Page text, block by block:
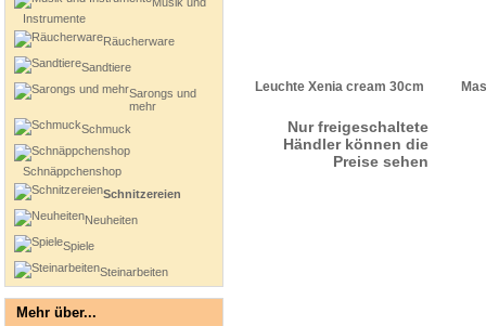
Leuchte Xenia cream 30cm
Nur freigeschaltete
Händler können die
Preise sehen
Instrumente
Räucherware
Sandtiere
Sarongs und
mehr
Schmuck
Schnäppchenshop
Schnitzereien
Neuheiten
Spiele
Steinarbeiten
Mehr über...